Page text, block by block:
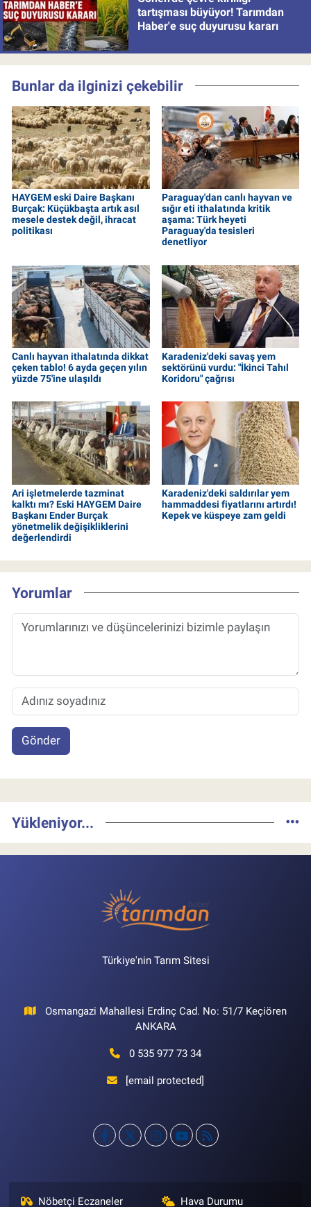
tartışması büyüyor! Tarımdan
Haber'e suç duyurusu kararı
Bunlar da ilginizi çekebilir
HAYGEM eski Daire Başkanı
Burçak: Küçükbaşta artık asıl
mesele destek değil, ihracat
politikası
Paraguay'dan canlı hayvan ve
sığır eti ithalatında kritik
aşama: Türk heyeti
Paraguay'da tesisleri
denetliyor
Canlı hayvan ithalatında dikkat
çeken tablo! 6 ayda geçen yılın
yüzde 75'ine ulaşıldı
Karadeniz'deki savaş yem
sektörünü vurdu: "İkinci Tahıl
Koridoru" çağrısı
Ari işletmelerde tazminat
kalktı mı? Eski HAYGEM Daire
Başkanı Ender Burçak
yönetmelik değişikliklerini
değerlendirdi
Karadeniz'deki saldırılar yem
hammaddesi fiyatlarını artırdı!
Kepek ve küspeye zam geldi
Yorumlar
Gönder
Yükleniyor...
Türkiye'nin Tarım Sitesi
Osmangazi Mahallesi Erdinç Cad. No: 51/7 Keçiören
ANKARA
0 535 977 73 34
[email protected]
Nöbetçi Eczaneler Hava Durumu